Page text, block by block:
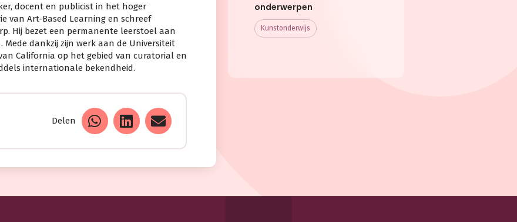
docent en publicist in het hoger
van Art-Based Learning en schreef
Hij bezet een permanente leerstoel aan
Mede dankzij zijn werk aan de Universiteit
California op het gebied van curatorial en
internationale bekendheid.
Delen
onderwerpen
Kunstonderwijs